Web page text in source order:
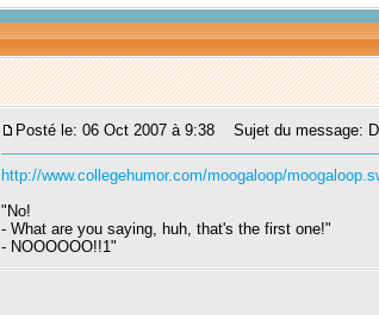
Posté le: 06 Oct 2007 à 9:38 Sujet du message:
http://www.collegehumor.com/moogaloop/
"No!
- What are you saying, huh, that's the first one!"
- NOOOOOO!!1"